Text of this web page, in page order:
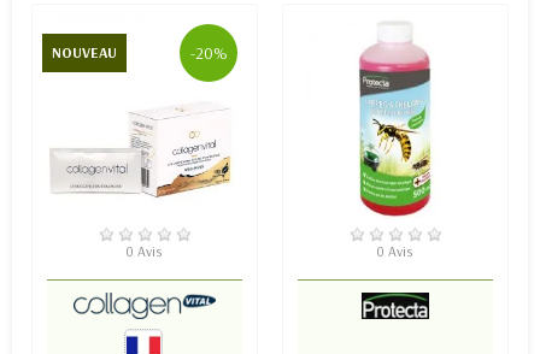
NOUVEAU -20%
EN STOCK
0 Avis
EN STOCK
0 Avis